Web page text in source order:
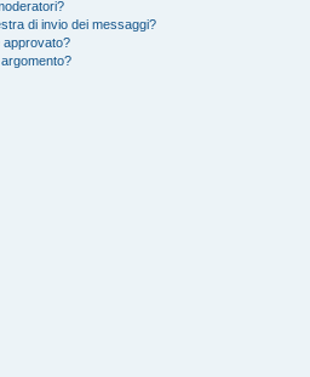
di invio dei messaggi?
approvato?